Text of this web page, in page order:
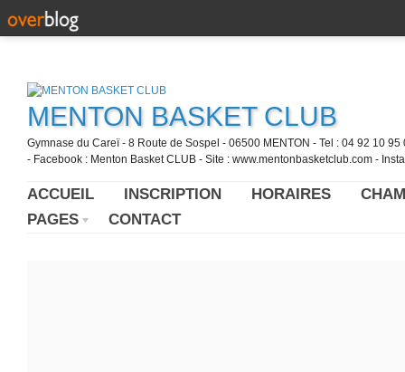
MENTON BASKET CLUB
Gymnase du Careï - 8 Route de Sospel - 06500 MENTON - Tel : 04 92 10
- Facebook : Menton Basket CLUB - Site : www.mentonbasketclub.com -
ACCUEIL INSCRIPTION HORAIRES
PAGES
CONTACT